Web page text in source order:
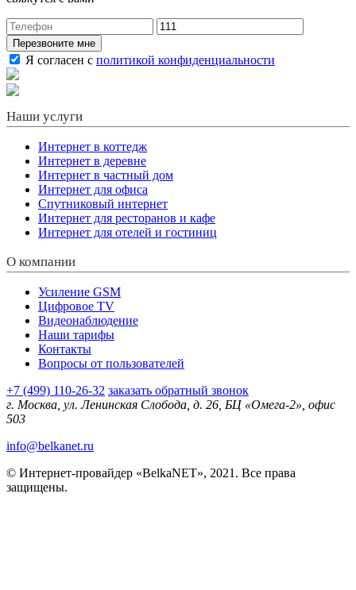
Перезвоните мне
Я согласен с политикой конфиденциальности
Наши услуги
Интернет в коттедж
Интернет в деревне
Интернет в частный дом
Интернет для офиса
Спутниковый интернет
Интернет для ресторанов и кафе
Интернет для отелей и гостиниц
О компании
Усиление GSM
Цифровое TV
Видеонаблюдение
Наши тарифы
Контакты
Вопросы от пользователей
+7 (499) 110-26-32 заказать обратный звонок
г. Москва, ул. Ленинская Слобода, д. 26, БЦ «Омега-2», офис
503
info@belkanet.ru
© Интернет-провайдер «BelkaNET», 2021. Все права
защищены.